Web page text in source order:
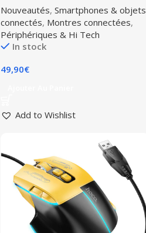
IP68 HOCO Y20
Nouveautés, Smartphones & objets
connectés, Montres connectées,
Périphériques & Hi Tech
In stock
49,90€
Add to Wishlist